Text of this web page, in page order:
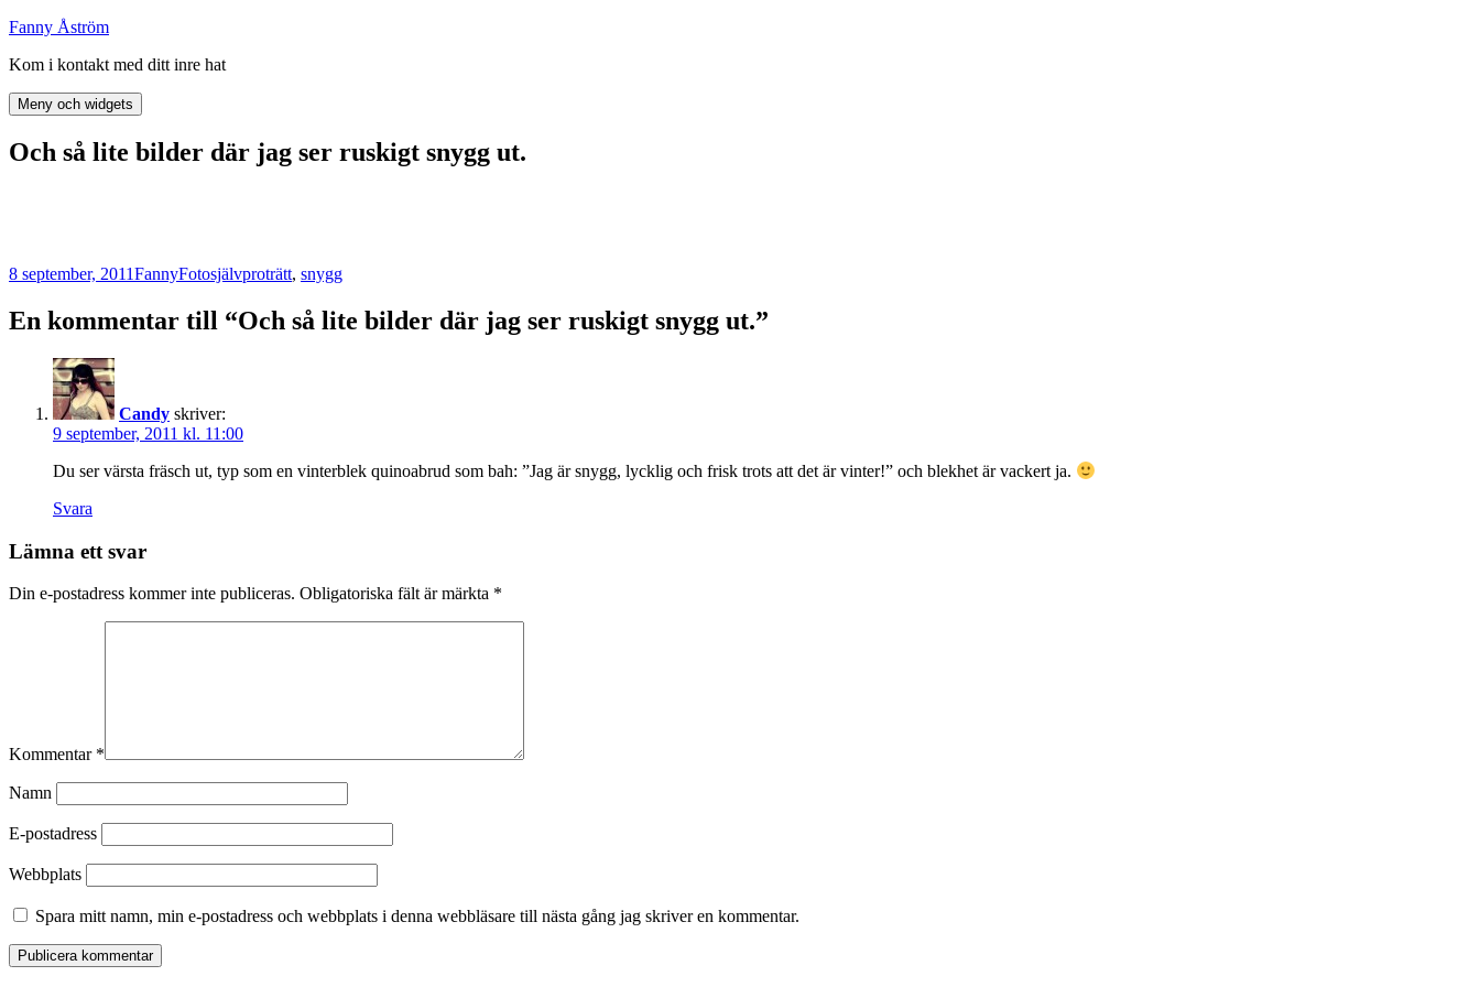
Hoppa
innehåll
Fanny Åström
Kom i kontakt med ditt inre hat
Meny och widgets
Och så lite bilder där jag ser ruskigt snygg ut.
Postat
8 september, 2011Författare
FannyKategorier
FotoTaggar
självproträtt, snygg
En kommentar till “Och så lite bilder där jag ser ruskigt snygg ut.”
Candy skriver:
9 september, 2011 kl. 11:00
Du ser värsta fräsch ut, typ som en vinterblek quinoabrud som bah: ”Jag är snygg, lycklig och frisk trots att det är vinter!” och blekhet är vackert ja.
Svara
Lämna ett svar
Din e-postadress kommer inte publiceras. Obligatoriska fält är märkta *
Kommentar *
Namn
E-postadress
Webbplats
Spara mitt namn, min e-postadress och webbplats i denna webbläsare till nästa gång jag skriver en kommentar.